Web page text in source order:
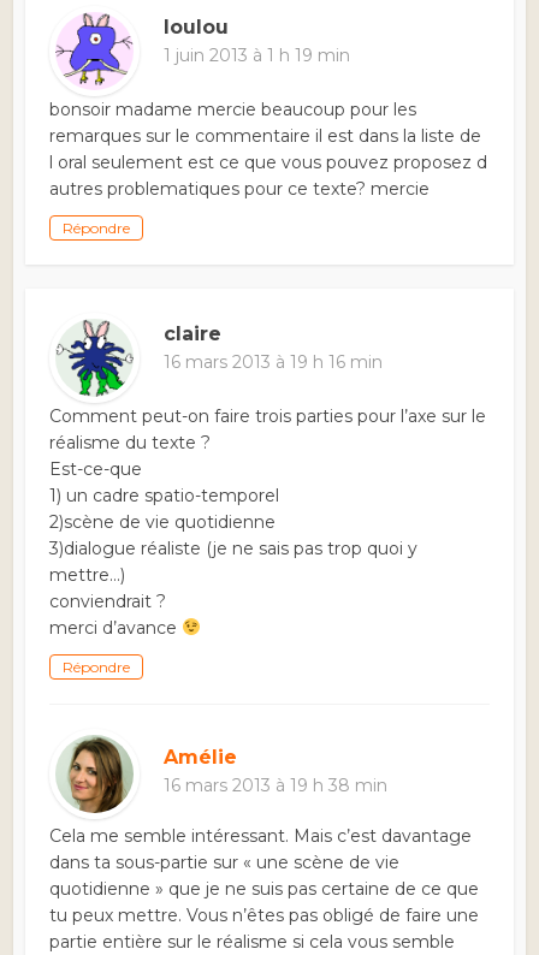
loulou
1 juin 2013 à 1 h 19 min
bonsoir madame mercie beaucoup pour les
remarques sur le commentaire il est dans la liste de
l oral seulement est ce que vous pouvez proposez d
autres problematiques pour ce texte? mercie
Répondre
claire
16 mars 2013 à 19 h 16 min
Comment peut-on faire trois parties pour l’axe sur le
réalisme du texte ?
Est-ce-que
1) un cadre spatio-temporel
2)scène de vie quotidienne
3)dialogue réaliste (je ne sais pas trop quoi y
mettre…)
conviendrait ?
merci d’avance
Répondre
Amélie
16 mars 2013 à 19 h 38 min
Cela me semble intéressant. Mais c’est davantage
dans ta sous-partie sur « une scène de vie
quotidienne » que je ne suis pas certaine de ce que
tu peux mettre. Vous n’êtes pas obligé de faire une
partie entière sur le réalisme si cela vous semble